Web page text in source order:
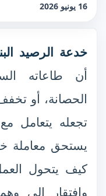
16 يونيو 2026
خدعة الرصيد
أن طاعاته
الحصانة، أو
تجعله يتعامل
يستحق معاملة
كيف يتحول
وافتقار إلى